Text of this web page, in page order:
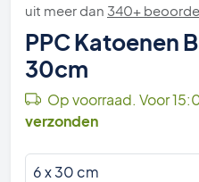
uit meer dan 340+
PPC Katoenen
30cm
Op voorraad. Voor
verzonden
6 x 30 cm